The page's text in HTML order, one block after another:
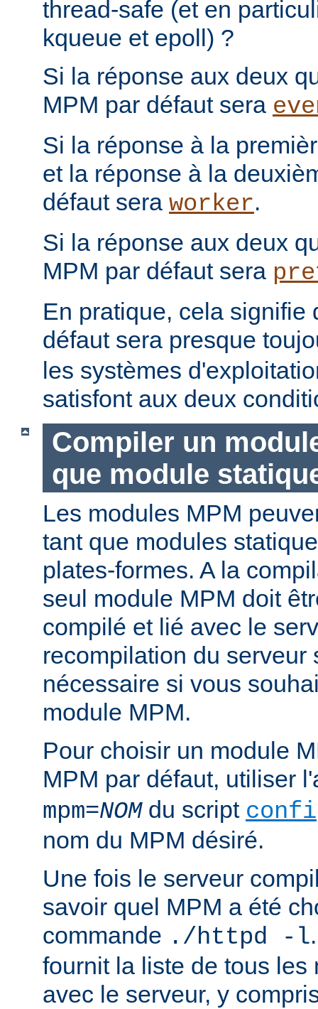
thread-safe (et en
kqueue et epoll) ?
Si la réponse aux deux
MPM par défaut sera
Si la réponse à la
et la réponse à la
défaut sera worker.
Si la réponse aux deux
MPM par défaut sera
En pratique, cela signifie
défaut sera presque
les systèmes
satisfont aux deux
Compiler un
que module
Les modules MPM
tant que modules
plates-formes. A la
seul module MPM doit
compilé et lié avec le
recompilation du serveur
nécessaire si vous
module MPM.
Pour choisir un module
MPM par défaut, utiliser
mpm=NOMdu script
nom du MPM désiré.
Une fois le serveur
savoir quel MPM a été
commande ./httpd -l
fournit la liste de tous les
avec le serveur, y